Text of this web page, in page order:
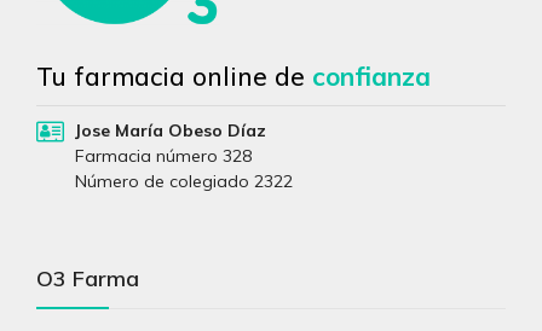
Tu farmacia online de confianza
Jose María Obeso Díaz
Farmacia número 328
Número de colegiado 2322
O3 Farma